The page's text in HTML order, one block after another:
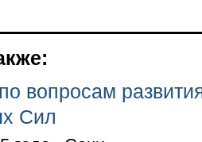
вопросам
Сил